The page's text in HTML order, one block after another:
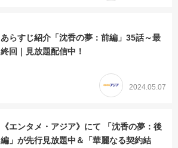
あらすじ紹介「沈香の夢：前編」35話～最
終回｜見放題配信中！
2024.05.07
《エンタメ・アジア》にて 「沈香の夢：後
編」が先行見放題中＆「華麗なる契約結